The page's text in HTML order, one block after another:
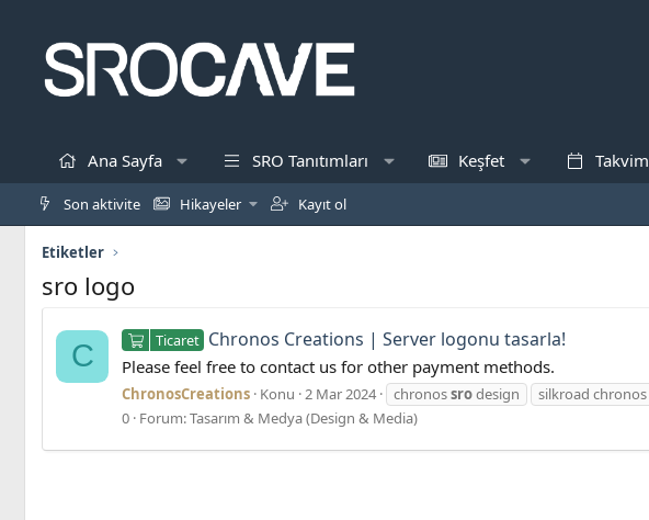
Ana Sayfa SRO Tanıtımları Keşfet Takvim
Son aktivite Hikayeler Kayıt ol
Etiketler
sro logo
C Ticaret Chronos Creations | Server logonu tasarla!
Please feel free to contact us for other payment methods.
ChronosCreations Konu 2 Mar 2024 chronossrodesign silkroad chronos
0 Forum:Tasarım & Medya (Design & Media)